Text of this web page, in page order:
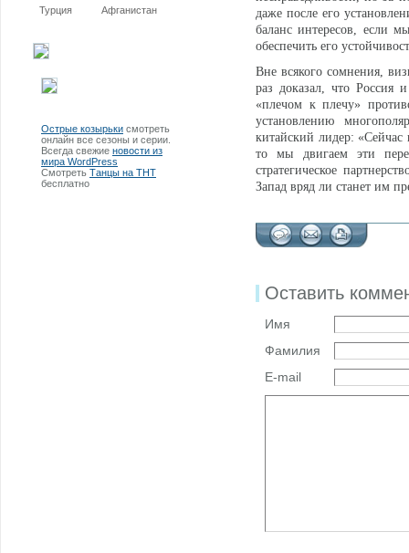
Турция Афганистан
Острые козырьки смотреть
онлайн все сезоны и серии.
Всегда свежие новости из
мира WordPress
Смотреть Танцы на ТНТ
бесплатно
даже после его
баланс интересов, если
обеспечить его
Вне всякого сомнения,
раз доказал, что Россия
«плечом к плечу»
установлению
китайский лидер:
то мы двигаем эти
стратегическое
Запад вряд ли станет им
Оставить
Имя
Фамилия
E-mail